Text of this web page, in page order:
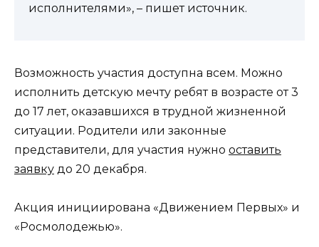
исполнителями», – пишет источник.
Возможность участия доступна всем. Можно
исполнить детскую мечту ребят в возрасте от 3
до 17 лет, оказавшихся в трудной жизненной
ситуации. Родители или законные
представители, для участия нужно оставить
заявку до 20 декабря.
Акция инициирована «Движением Первых» и
«Росмолодежью».